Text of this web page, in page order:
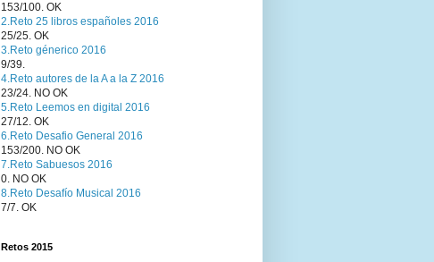
153/100. OK
2.Reto 25 libros españoles 2016
25/25. OK
3.Reto génerico 2016
9/39.
4.Reto autores de la A a la Z 2016
23/24. NO OK
5.Reto Leemos en digital 2016
27/12. OK
6.Reto Desafio General 2016
153/200. NO OK
7.Reto Sabuesos 2016
0. NO OK
8.Reto Desafío Musical 2016
7/7. OK
Retos 2015